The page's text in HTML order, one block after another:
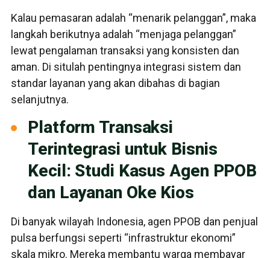
Kalau pemasaran adalah “menarik pelanggan”, maka
langkah berikutnya adalah “menjaga pelanggan”
lewat pengalaman transaksi yang konsisten dan
aman. Di situlah pentingnya integrasi sistem dan
standar layanan yang akan dibahas di bagian
selanjutnya.
Platform Transaksi
Terintegrasi untuk Bisnis
Kecil: Studi Kasus Agen PPOB
dan Layanan Oke Kios
Di banyak wilayah Indonesia, agen PPOB dan penjual
pulsa berfungsi seperti “infrastruktur ekonomi”
skala mikro. Mereka membantu warga membayar